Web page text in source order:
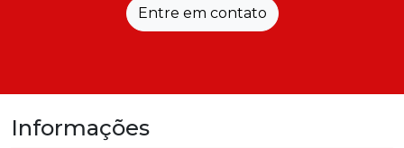
Entre em contato
Informações